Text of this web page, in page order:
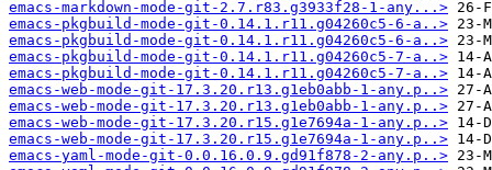
emacs-markdown-mode-git-2.7.r83.g3933f28-1-any...>
emacs-pkgbuild-mode-git-0.14.1.r11.g04260c5-6-a..>
emacs-pkgbuild-mode-git-0.14.1.r11.g04260c5-6-a..>
emacs-pkgbuild-mode-git-0.14.1.r11.g04260c5-7-a..>
emacs-pkgbuild-mode-git-0.14.1.r11.g04260c5-7-a..>
emacs-web-mode-git-17.3.20.r13.g1eb0abb-1-any.p..>
emacs-web-mode-git-17.3.20.r13.g1eb0abb-1-any.p..>
emacs-web-mode-git-17.3.20.r15.g1e7694a-1-any.p..>
emacs-web-mode-git-17.3.20.r15.g1e7694a-1-any.p..>
emacs-yaml-mode-git-0.0.16.0.9.gd91f878-2-any.p..>